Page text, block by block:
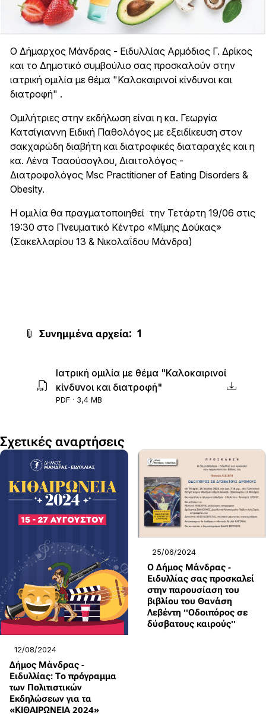
Ο Δήμαρχος Μάνδρας - Ειδυλλίας Αρμόδιος Γ. Δρίκος
και το Δημοτικό συμβούλιο σας προσκαλούν στην
ιατρική ομιλία με θέμα "Καλοκαιρινοί κίνδυνοι και
διατροφή" .
Ομιλήτριες στην εκδήλωση είναι η κα. Γεωργία
Κατσίγιαννη Ειδική Παθολόγος με εξειδίκευση στον
σακχαρώδη διαβήτη και διατροφικές διαταραχές και η
κα. Λένα Τσαούσογλου, Διαιτολόγος -
Διατροφολόγος Msc Practitioner of Eating Disorders &
Obesity.
Η ομιλία θα πραγματοποιηθεί την Τετάρτη 19/06 στις
19:30 στο Πνευματικό Κέντρο «Μίμης Δούκας»
(Σακελλαρίου 13 & Νικολαΐδου Μάνδρα)
Συνημμένα αρχεία: 1
Ιατρική ομιλία με θέμα "Καλοκαιρινοί
κίνδυνοι και διατροφή"
PDF · 3,4 MB
Σχετικές αναρτήσεις
12/08/2024
Δήμος Μάνδρας -
Ειδυλλίας: Το πρόγραμμα
των Πολιτιστικών
Εκδηλώσεων για τα
«ΚΙΘΑΙΡΩΝΕΙΑ 2024»
25/06/2024
Ο Δήμος Μάνδρας -
Ειδυλλίας σας προσκαλεί
στην παρουσίαση του
βιβλίου του Θανάση
Λεβέντη ''Οδοιπόρος σε
δύσβατους καιρούς''